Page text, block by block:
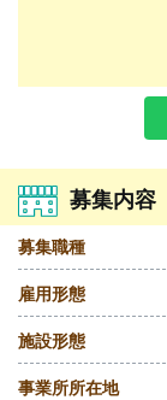
募集内容
募集職種
雇用形態
施設形態
事業所所在地